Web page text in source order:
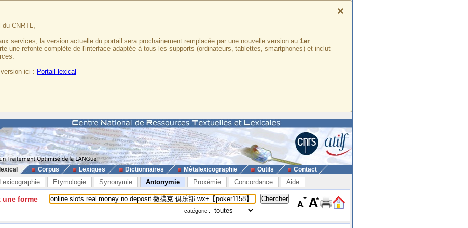
×
CNRTL,
services, la version actuelle du portail sera prochainement remplacée par une nouvelle version au 1er
une refonte complète de l'interface adaptée à tous les supports (ordinateurs, tablettes, smartphones) et inclut
ici : Portail lexical
Corpus Lexiques Dictionnaires Métalexicographie Outils Contact
Lexicographie Etymologie Synonymie Antonymie Proxémie Concordance Aide
une forme
catégorie :